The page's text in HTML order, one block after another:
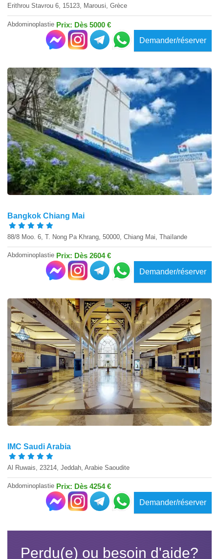
Erithrou Stavrou 6, 15123, Marousi, Grèce
Abdominoplastie Prix: Dès 5000 €
Demander/réserver
Bangkok Chiang Mai
88/8 Moo. 6, T. Nong Pa Khrang, 50000, Chiang Mai, Thaïlande
Abdominoplastie Prix: Dès 2604 €
Demander/réserver
IMC Saudi Arabia
Al Ruwais, 23214, Jeddah, Arabie Saoudite
Abdominoplastie Prix: Dès 4254 €
Demander/réserver
Perdu(e) ou besoin d'aide?